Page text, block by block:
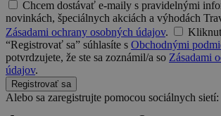
Chcem dostávať e-maily s pravidelnými
novinkách, špeciálnych akciách a výhodách
Zásadami ochrany osobných údajov.
“Registrovať sa” súhlasíte s Obchodnými
potvrdzujete, že ste sa zoznámil/a so Zásadami
údajov.
Registrovať sa
Alebo sa zaregistrujte pomocou sociálnych sietí: